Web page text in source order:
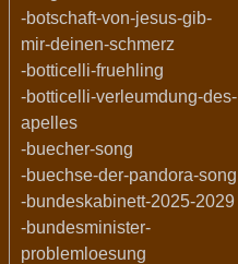
-botschaft-von-jesus-gib-
mir-deinen-schmerz
-botticelli-fruehling
-botticelli-verleumdung-des-
apelles
-buecher-song
-buechse-der-pandora-song
-bundeskabinett-2025-2029
-bundesminister-
problemloesung